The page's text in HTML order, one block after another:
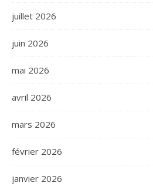
juillet 2026
juin 2026
mai 2026
avril 2026
mars 2026
février 2026
janvier 2026